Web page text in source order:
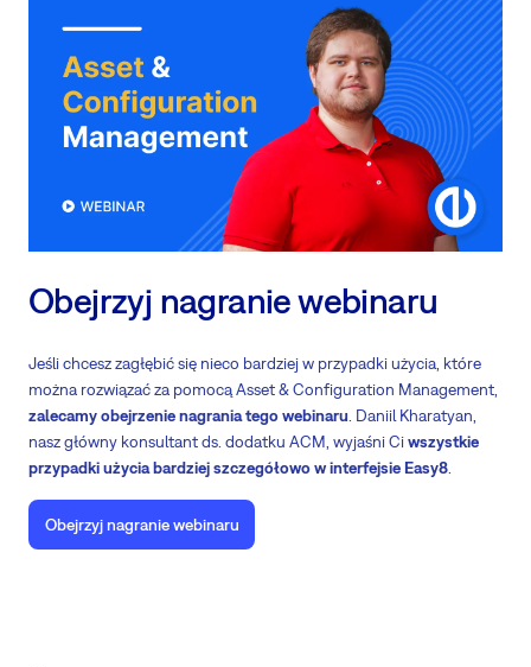
Obejrzyj nagranie webinaru
Jeśli chcesz zagłębić się nieco bardziej w przypadki użycia, które
można rozwiązać za pomocą Asset & Configuration Management,
zalecamy obejrzenie nagrania tego webinaru . Daniil Kharatyan,
nasz główny konsultant ds. dodatku ACM, wyjaśni Ciwszystkie
przypadki użycia bardziej szczegółowo w interfejsie Easy8
Obejrzyj nagranie webinaru